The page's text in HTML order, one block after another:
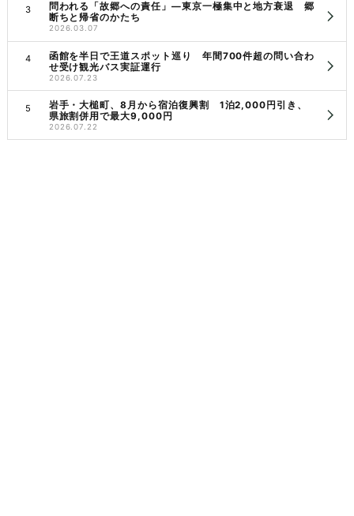
問われる「故郷への責任」―東京一極集中と地方衰退 郷
断ちと帰省のかたち
2026.03.07
函館を半日で王道スポット巡り 年間700件超の問い合わ
せ受け観光バス実証運行
2026.07.23
岩手・大槌町、8月から宿泊復興割 1泊2,000円引き、
県旅割併用で最大9,000円
2026.07.22